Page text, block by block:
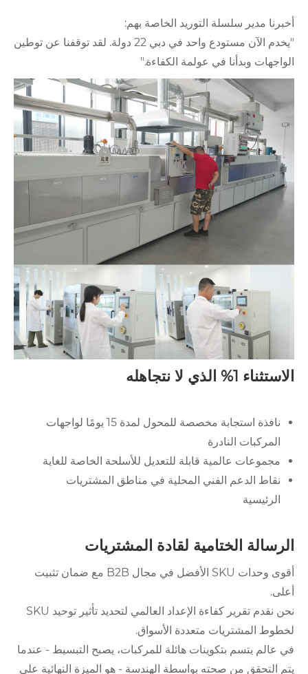
أخبرنا مدير سلسلة التوريد الخاصة بهم:
"يخدم الآن مستودع واحد في دبي 22 دولة. لقد توقفنا عن توطين
الواجهات وبدأنا في عولمة الكفاءة."
الاستثناء 1% الذي لا نتجاهله
نافذة استجابة مخصصة للمحول لمدة 15 يومًا لواجهات
المركبات النادرة
مجموعات عالمية قابلة للتعديل للأسلحة الخاصة للغاية
نقاط الدعم الفني المحلية في مناطق المشتريات
الرئيسية
الرسالة الختامية لقادة المشتريات
أقوى وحدات SKU الأفضل في مجال B2B مع ضمان تثبيت
أعلى.
نحن نقدم تقرير كفاءة الإعداد العالمي لتحديد تأثير توحيد SKU
لخطوط المشتريات متعددة الأسواق.
في عالم يتسم بتكوينات هائلة للمركبات، يصبح التبسيط - عندما
يتم التحقق من صحته بواسطة الهندسة - هو الميزة النهائية على